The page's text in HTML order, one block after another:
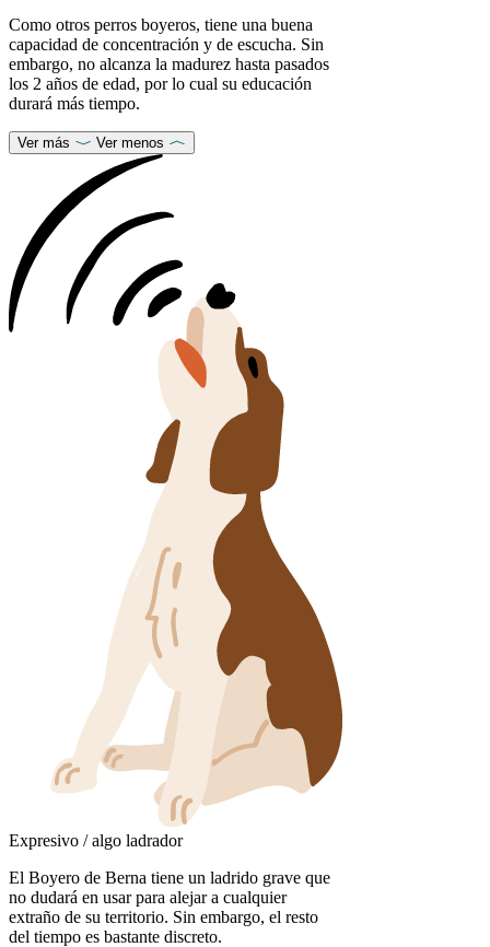
Como otros perros boyeros, tiene una buena
capacidad de concentración y de escucha. Sin
embargo, no alcanza la madurez hasta pasados
los 2 años de edad, por lo cual su educación
durará más tiempo.
Ver más Ver menos
Expresivo / algo ladrador
El Boyero de Berna tiene un ladrido grave que
no dudará en usar para alejar a cualquier
extraño de su territorio. Sin embargo, el resto
del tiempo es bastante discreto.